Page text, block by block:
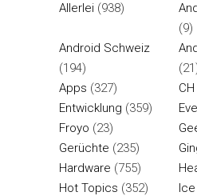
Allerlei (938)
(9)
Android Schweiz
(194)
Apps (327)
Entwicklung (359)
Froyo (23)
Gerüchte (235)
Hardware (755)
Hot Topics (352)